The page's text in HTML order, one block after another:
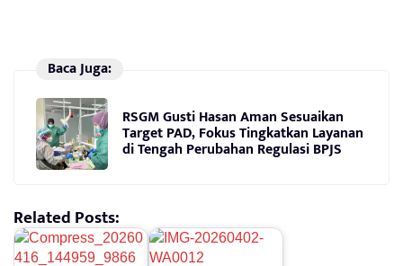
Baca Juga:
RSGM Gusti Hasan Aman Sesuaikan
Target PAD, Fokus Tingkatkan Layanan
di Tengah Perubahan Regulasi BPJS
Related Posts: